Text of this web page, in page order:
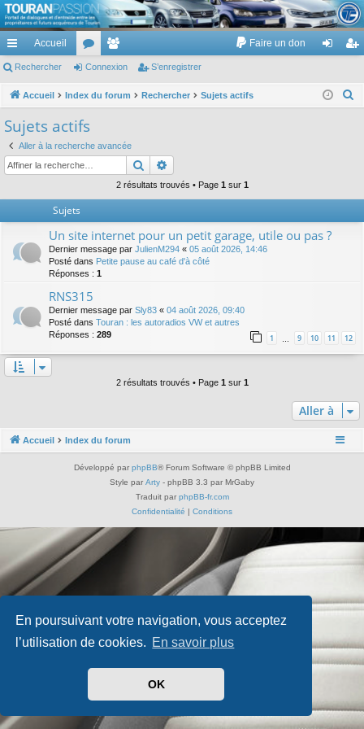
En poursuivant votre navigation, vous acceptez
l’utilisation de cookies. En savoir plus
OK
TouranPassion
Le forum des propriétaires ou futurs acquéreurs du Volkswagen Touran
cc
ès
pi
de
Accueil
or
u
s
e
m
Faire un don
ne nr
Rechercher Connexion S’enregistrer
Accueil Index du forum Rechercher Sujets actifs
c
Sujets actifs
Aller à la recherche avancée
Rechercher
2 résultats trouvés • Page 1 sur 1
Sujets
Un site internet pour un petit garage, utile ou pas ?
Dernier message par JulienM294 « 05 août 2026, 14:46
Posté dans Petite pause au café d'à côté
Réponses : 1
RNS315
Dernier message par Sly83 « 04 août 2026, 09:40
Posté dans Touran : les autoradios VW et autres
Réponses : 289 1 … 9 10 11 12
2 résultats trouvés • Page 1 sur 1
Aller à
Accueil Index du forum
Développé par phpBB® Forum Software © phpBB Limited
Style par Arty - phpBB 3.3 par MrGaby
Traduit par phpBB-fr.com
Confidentialité | Conditions